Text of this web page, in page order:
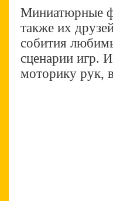
Миниатюрные
также их
собития
сценарии игр.
моторику рук,